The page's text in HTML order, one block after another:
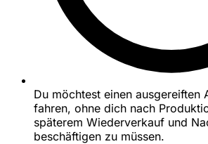
Du möchtest einen ausgereiften
fahren, ohne dich nach
späterem Wiederverkauf und
beschäftigen zu müssen.